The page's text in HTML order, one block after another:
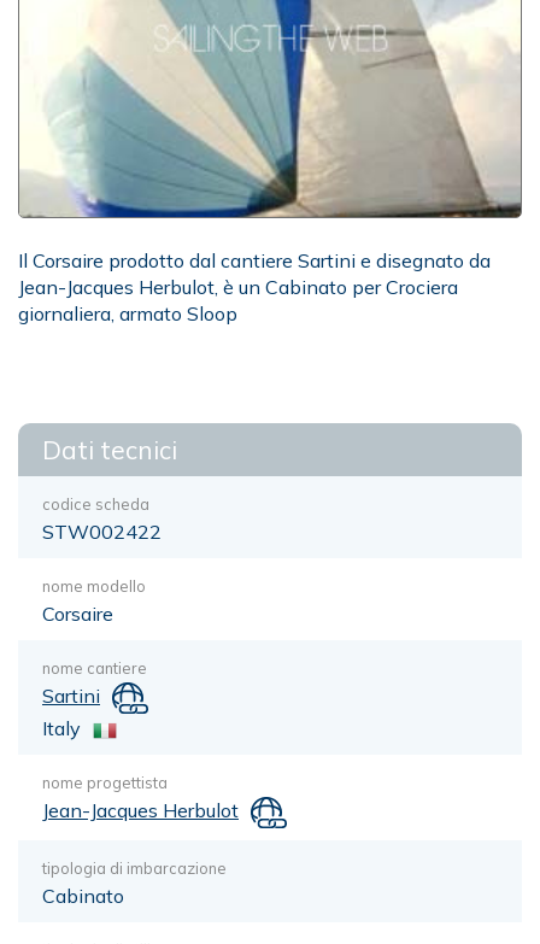
Il Corsaire prodotto dal cantiere Sartini e disegnato da
Jean-Jacques Herbulot, è un Cabinato per Crociera
giornaliera, armato Sloop
Dati tecnici
codice scheda
STW002422
nome modello
Corsaire
nome cantiere
Sartini
Italy
nome progettista
Jean-Jacques Herbulot
tipologia di imbarcazione
Cabinato